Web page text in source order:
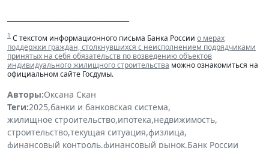
1 С текстом информационного письма Банка России о мерах
поддержки граждан, столкнувшихся с неисполнением подрядчиками
принятых на себя обязательств по возведению объектов
индивидуального жилищного строительства можно ознакомиться на
официальном сайте Госдумы.
Авторы:Оксана Скан
Теги:2025,банки и банковская система,
жилищное строительство,ипотека,недвижимость,
строительство,текущая ситуация,физлица,
финансовый контроль,финансовый рынок,Банк России